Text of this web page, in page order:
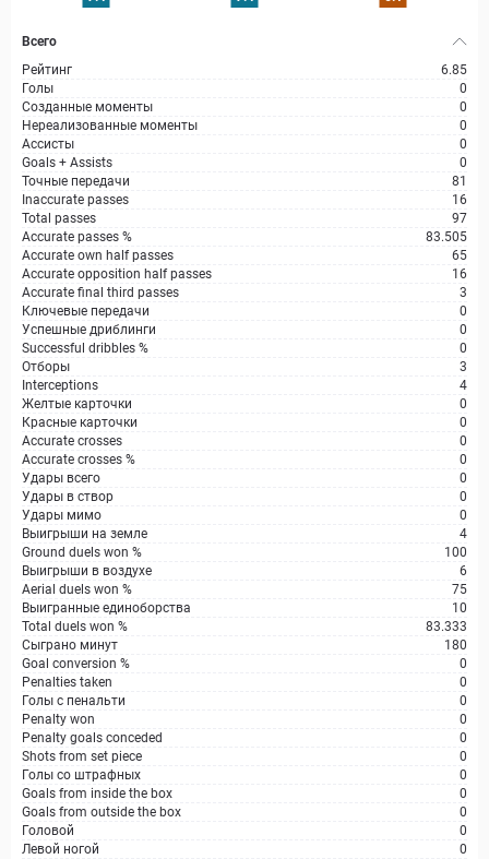
Всего
Рейтинг
6.85
Голы
0
Созданные моменты
0
Нереализованные моменты
0
Ассисты
0
Goals + Assists
0
Точные передачи
81
Inaccurate passes
16
Total passes
97
Accurate passes %
83.505
Accurate own half passes
65
Accurate opposition half passes
16
Accurate final third passes
3
Ключевые передачи
0
Успешные дриблинги
0
Successful dribbles %
0
Отборы
3
Interceptions
4
Желтые карточки
0
Красные карточки
0
Accurate crosses
0
Accurate crosses %
0
Удары всего
0
Удары в створ
0
Удары мимо
0
Выигрыши на земле
4
Ground duels won %
100
Выигрыши в воздухе
6
Aerial duels won %
75
Выигранные единоборства
10
Total duels won %
83.333
Сыграно минут
180
Goal conversion %
0
Penalties taken
0
Голы с пенальти
0
Penalty won
0
Penalty goals conceded
0
Shots from set piece
0
Голы со штрафных
0
Goals from inside the box
0
Goals from outside the box
0
Головой
0
Левой ногой
0